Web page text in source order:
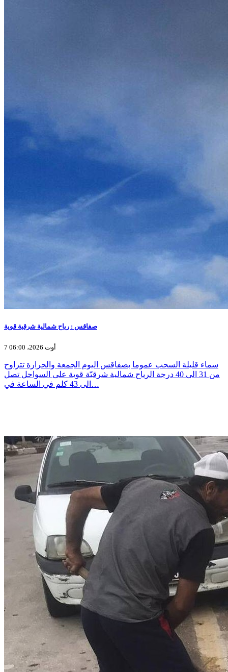
صفاقس : رياح شمالية شرقية قوية
7 أوت 2026، 06:00
سماء قليلة السحب عموما بصفاقس اليوم الجمعة والحرارة تتراوح
من 31 الى 40 درجة الرياح شمالية شرقيّة قوية على السواحل تصل
الى 43 كلم في الساعة في…